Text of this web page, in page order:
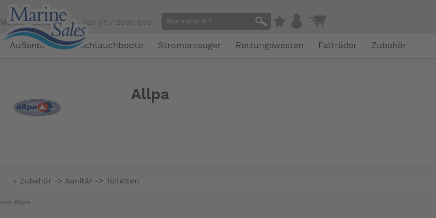
Mensch gefällig?Tel. 023 65 / 2000 800
Außenborder Schlauchboote Stromerzeuger Rettungswesten Falträder Zubehör
Allpa
» Zubehör -> Sanitär -> Toiletten
von Allpa